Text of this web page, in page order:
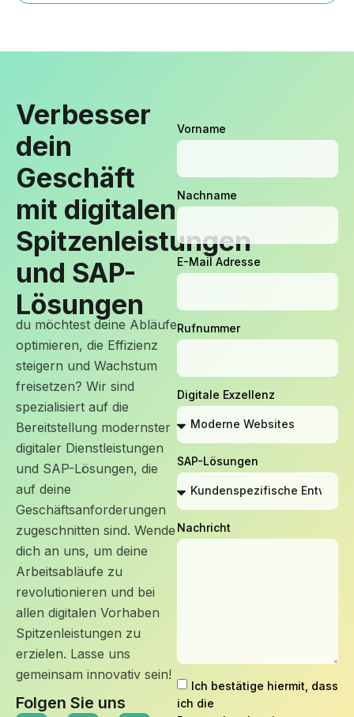
Verbesser
dein
Geschäft
mit digitalen
Spitzenleistungen
und SAP-
Lösungen
du möchtest deine Abläufe
optimieren, die Effizienz
steigern und Wachstum
freisetzen? Wir sind
spezialisiert auf die
Bereitstellung modernster
digitaler Dienstleistungen
und SAP-Lösungen, die
auf deine
Geschäftsanforderungen
zugeschnitten sind. Wende
dich an uns, um deine
Arbeitsabläufe zu
revolutionieren und bei
allen digitalen Vorhaben
Spitzenleistungen zu
erzielen. Lasse uns
gemeinsam innovativ sein!
Folgen Sie uns
Vorname
Nachname
E-Mail Adresse
Rufnummer
Digitale Exzellenz
SAP-Lösungen
Nachricht
Ich bestätige hiermit, dass
ich die